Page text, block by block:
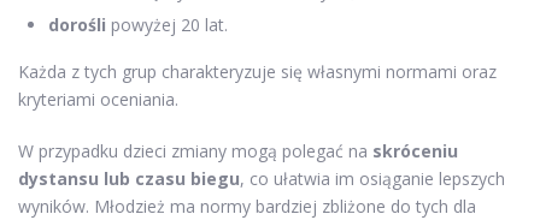
dorośli powyżej 20 lat.
Każda z tych grup charakteryzuje się własnymi normami oraz
kryteriami oceniania.
W przypadku dzieci zmiany mogą polegać na skróceniu
dystansu lub czasu biegu, co ułatwia im osiąganie lepszych
wyników. Młodzież ma normy bardziej zbliżone do tych dla